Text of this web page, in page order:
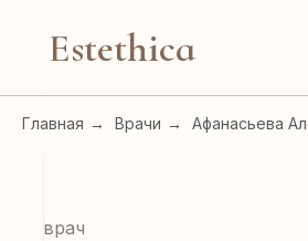
Estethica
Главная → Врачи → Афанасьева
врач